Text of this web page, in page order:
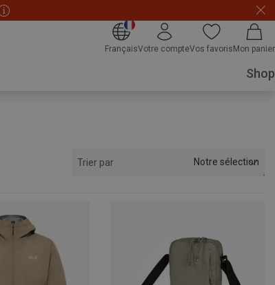
FrançaisVotre compteVos favoris Mon panier
Shop
Trier par Notre sélection